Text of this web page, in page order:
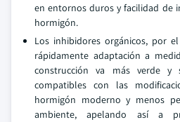
en entornos duros y facilidad de
hormigón.
Los inhibidores orgánicos, por
rápidamente adaptación a
construcción va más verde y
compatibles con las
hormigón moderno y menos
ambiente, apelando así a